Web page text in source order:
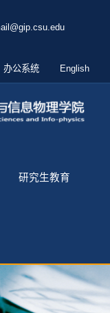
办公系统 English
研究生教育